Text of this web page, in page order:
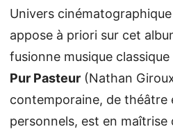
Univers cinématographique
appose à priori sur cet
fusionne musique
Pur Pasteur (Nathan
contemporaine, de théâtre
personnels, est en maîtrise